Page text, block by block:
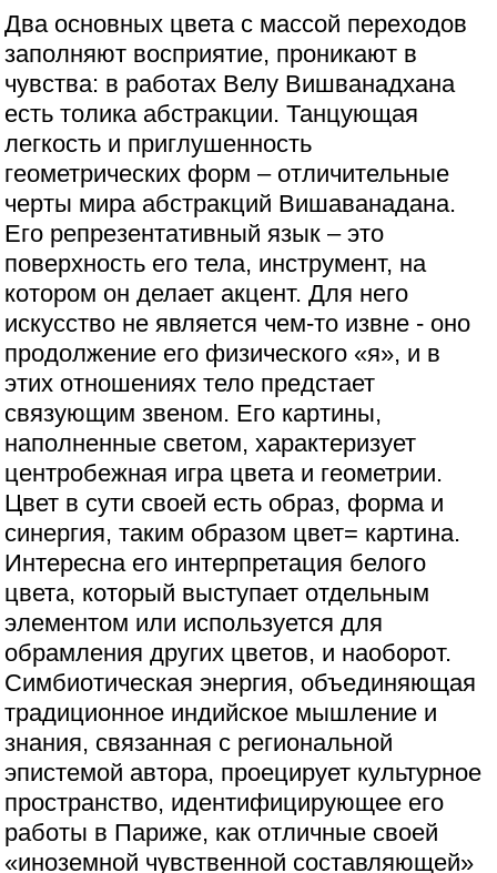
Два основных цвета с массой переходов
заполняют восприятие, проникают в
чувства: в работах Велу Вишванадхана
есть толика абстракции. Танцующая
легкость и приглушенность
геометрических форм – отличительные
черты мира абстракций Вишаванадана.
Его репрезентативный язык – это
поверхность его тела, инструмент, на
котором он делает акцент. Для него
искусство не является чем-то извне - оно
продолжение его физического «я», и в
этих отношениях тело предстает
связующим звеном. Его картины,
наполненные светом, характеризует
центробежная игра цвета и геометрии.
Цвет в сути своей есть образ, форма и
синергия, таким образом цвет= картина.
Интересна его интерпретация белого
цвета, который выступает отдельным
элементом или используется для
обрамления других цветов, и наоборот.
Симбиотическая энергия, объединяющая
традиционное индийское мышление и
знания, связанная с региональной
эпистемой автора, проецирует культурное
пространство, идентифицирующее его
работы в Париже, как отличные своей
«иноземной чувственной составляющей»